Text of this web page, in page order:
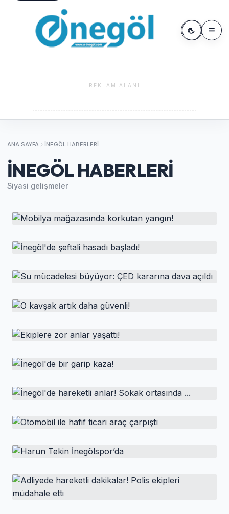
REKLAM ALANI
ANA SAYFA İNEGÖL HABERLERI
İNEGÖL HABERLERI
Siyasi gelişmeler
Mobilya mağazasında
müdahalesiyle kısa sürede söndürüldü.
İnegöl'de şeftali hasadı başladı!
Su mücadelesi büyüyor: ÇED kararına dava
O kavşak artık daha güvenli!
Ekiplere zor anlar yaşattı!
İnegöl'de bir garip kaza!
İnegöl'de hareketli anlar! Sokak ortasında
Otomobil ile hafif ticari araç çarpıştı
Harun Tekin İnegölspor’da